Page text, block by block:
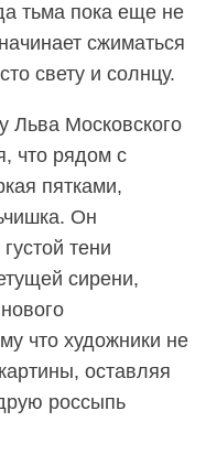
тьма пока еще не
сжиматься
свету и солнцу.
Льва Московского
что рядом с
пятками,
Он
тени
сирени,
что художники не
оставляя
россыпь